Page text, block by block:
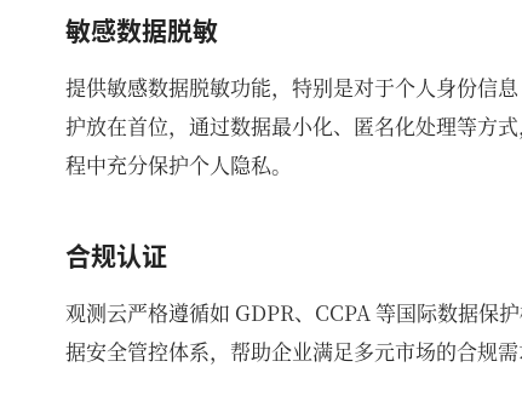
敏感数据脱敏
提供敏感数据脱敏功能，特别是对于个人身份信
护放在首位，通过数据最小化、匿名化处理等方
程中充分保护个人隐私。
合规认证
观测云严格遵循如 GDPR、CCPA 等国际数据保
据安全管控体系，帮助企业满足多元市场的合规需